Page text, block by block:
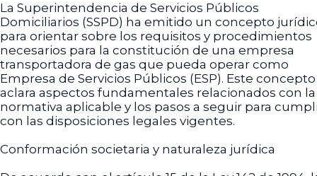
La Superintendencia de Servicios Públicos
Domiciliarios (SSPD) ha emitido un concepto
para orientar sobre los requisitos y procedimientos
necesarios para la constitución de una empresa
transportadora de gas que pueda operar como
Empresa de Servicios Públicos (ESP). Este concepto
aclara aspectos fundamentales relacionados con la
normativa aplicable y los pasos a seguir para
con las disposiciones legales vigentes.
Conformación societaria y naturaleza jurídica